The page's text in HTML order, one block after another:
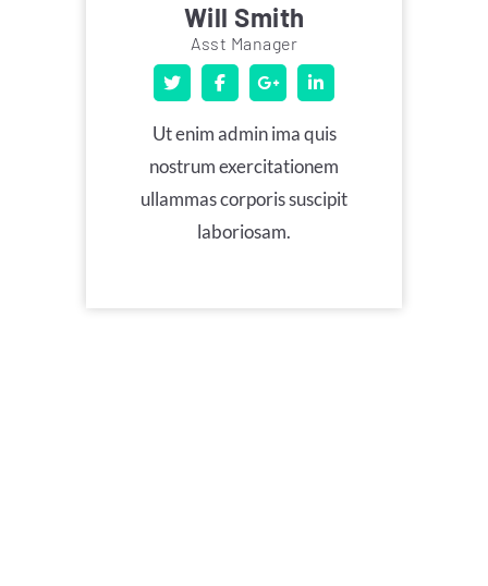
Will Smith
Asst Manager
Ut enim admin ima quis
nostrum exercitationem
ullammas corporis suscipit
laboriosam.